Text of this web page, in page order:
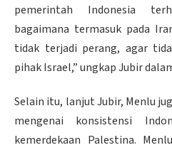
pemerintah Indonesia
bagaimana termasuk pada
tidak terjadi perang, agar
pihak Israel,” ungkap Jubir
Selain itu, lanjut Jubir, Menlu
mengenai konsistensi
kemerdekaan Palestina.